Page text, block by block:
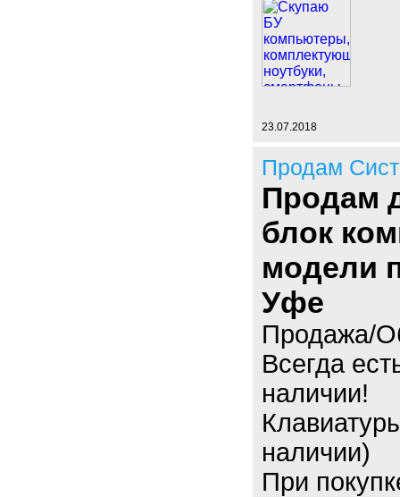
23.07.2018
Продам
Продам
блок
модели
Уфе
Продажа/
Всегда
наличии!
наличии)
При